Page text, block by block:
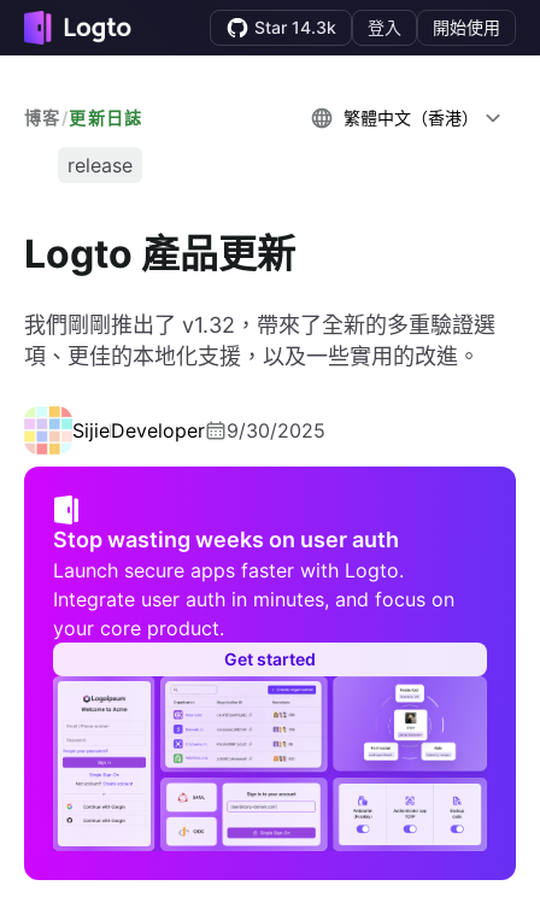
Star 14.3k 登入 開始使用
博客/更新日誌 繁體中文（香港）
release
Logto 產品更新
我們剛剛推出了 v1.32，帶來了全新的多重驗證選
項、更佳的本地化支援，以及一些實用的改進。
SijieDeveloper 9/30/2025
Stop wasting weeks on user auth
Launch secure apps faster with Logto.
Integrate user auth in minutes, and focus on
your core product.
Get started